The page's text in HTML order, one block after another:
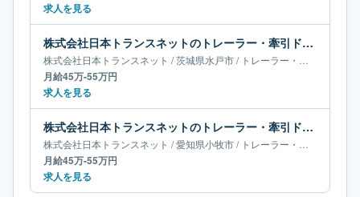
求人を見る
株式会社日本トランスネットのトレーラー・牽引ドライバー求人｜茨城県水戸市｜月給45万-55万円
株式会社日本トランスネット /茨城県水戸市/ トレーラー・牽引ドライバー
月給45万-55万円
求人を見る
株式会社日本トランスネットのトレーラー・牽引ドライバー求人｜愛知県小牧市｜月給45万-55万円
株式会社日本トランスネット /愛知県小牧市/ トレーラー・牽引ドライバー
月給45万-55万円
求人を見る